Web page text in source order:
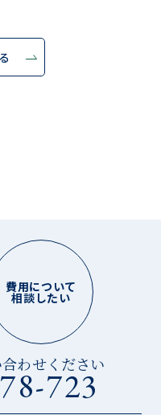
わせください
723
費用について
相談したい